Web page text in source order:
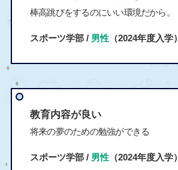
棒高跳びをするのにいい環境だから。
スポーツ学部 / 男性（2024年度入学）
教育内容が良い
将来の夢のための勉強ができる
スポーツ学部 / 男性（2024年度入学）